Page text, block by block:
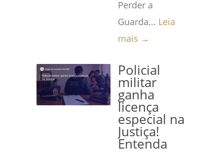
Perder a
Guarda... Leia
mais →
Policial
militar
ganha
licença
especial na
Justiça!
Entenda